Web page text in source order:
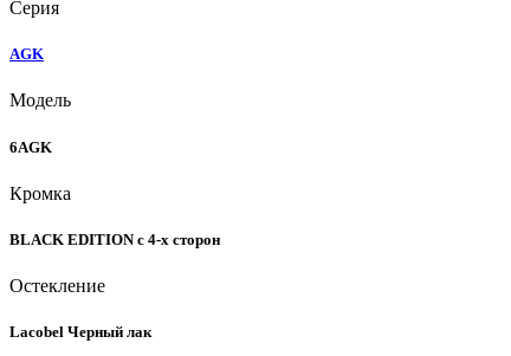
Серия
AGK
Модель
6AGK
Кромка
BLACK EDITION с 4-х сторон
Остекление
Lacobel Черный лак